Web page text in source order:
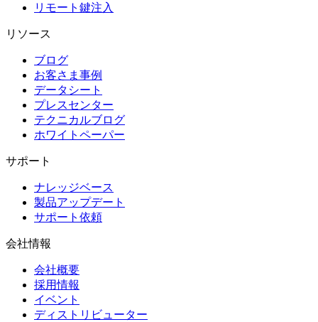
リモート鍵注入
リソース
ブログ
お客さま事例
データシート
プレスセンター
テクニカルブログ
ホワイトペーパー
サポート
ナレッジベース
製品アップデート
サポート依頼
会社情報
会社概要
採用情報
イベント
ディストリビューター